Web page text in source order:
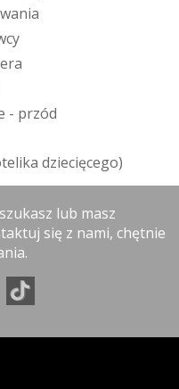
wania
cy
era
- przód
telika dziecięcego)
lub masz
się z nami, chętnie